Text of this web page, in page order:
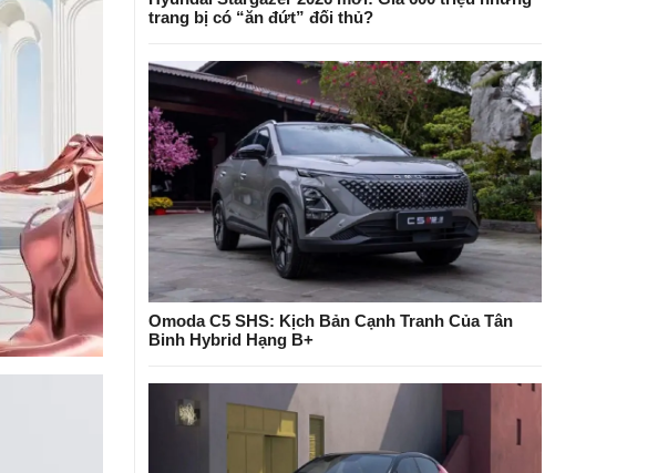
trang bị có “ăn đứt” đối thủ?
Omoda C5 SHS: Kịch Bản Cạnh Tranh Của Tân
Binh Hybrid Hạng B+